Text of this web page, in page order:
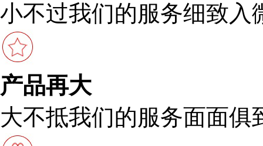
小不过我们的服务细致入
产品再大
大不抵我们的服务面面俱